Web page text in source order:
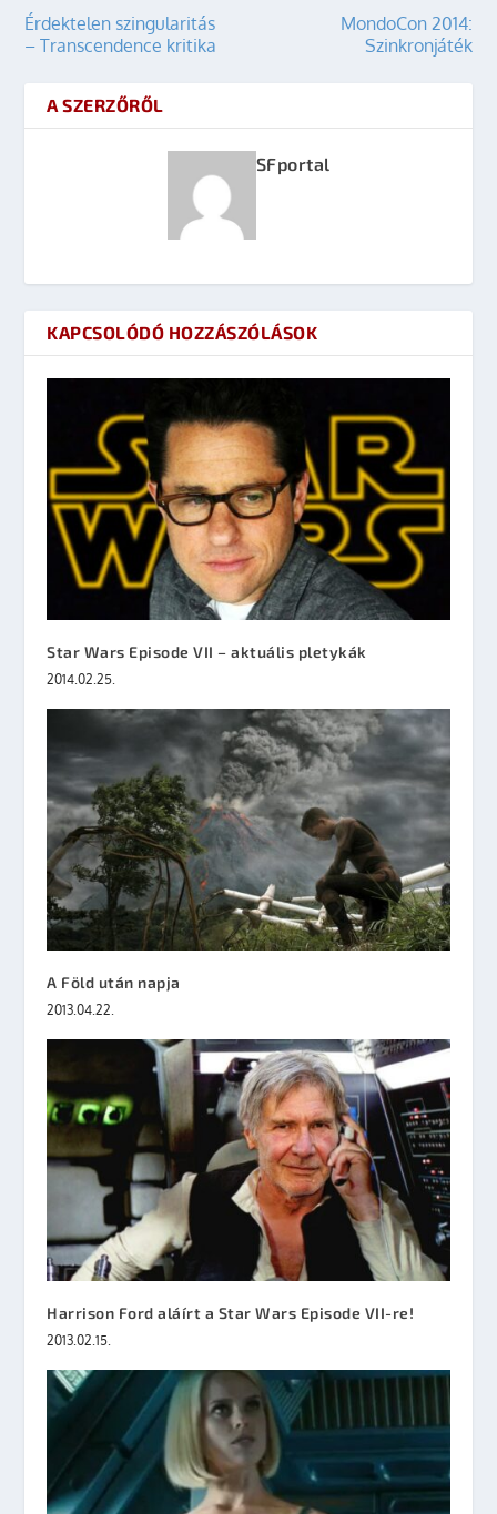
Érdektelen szingularitás
– Transcendence kritika
MondoCon 2014:
Szinkronjáték
A SZERZŐRŐL
SFportal
KAPCSOLÓDÓ HOZZÁSZÓLÁSOK
Star Wars Episode VII – aktuális pletykák
2014.02.25.
A Föld után napja
2013.04.22.
Harrison Ford aláírt a Star Wars Episode VII-re!
2013.02.15.